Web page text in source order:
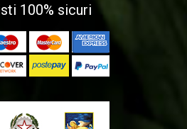
100% sicuri